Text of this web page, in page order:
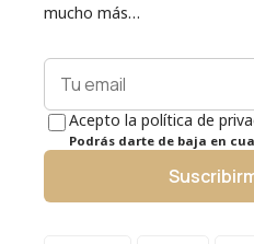
mucho más…
Acepto la política de
Podrás darte de baja en